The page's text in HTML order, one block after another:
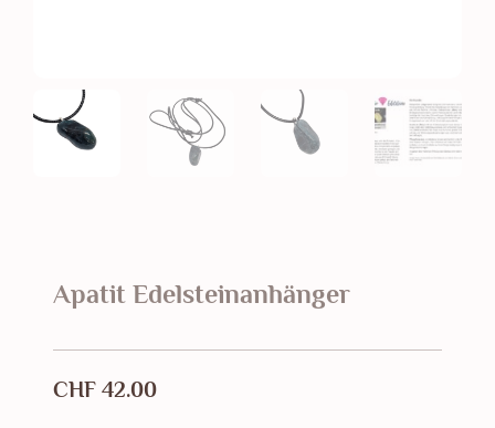
Apatit Edelsteinanhänger
CHF 42.00